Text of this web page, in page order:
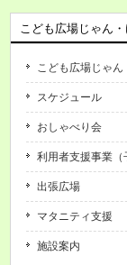
こども広場じゃん
こども広場じゃ
スケジュール
おしゃべり会
利用者支援事業（
出張広場
マタニティ支援
施設案内